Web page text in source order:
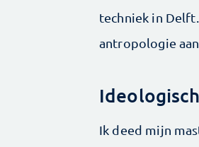
techniek in
antropologie
Ik deed mijn